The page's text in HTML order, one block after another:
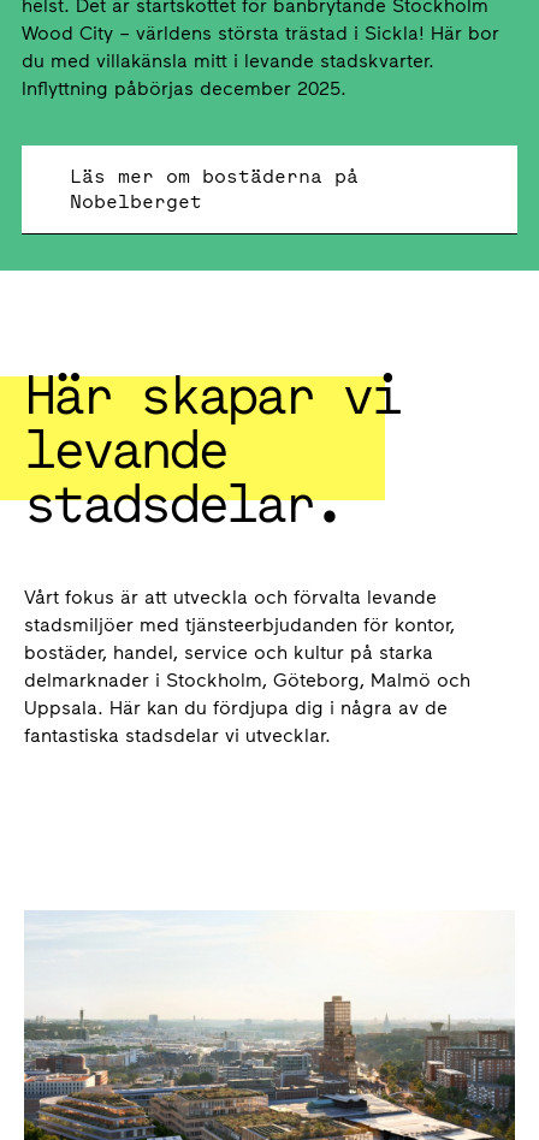
helst. Det är startskottet för banbrytande Stockholm
Wood City – världens största trästad i Sickla! Här bor
du med villakänsla mitt i levande stadskvarter.
Inflyttning påbörjas december 2025.
Läs mer om bostäderna på
Nobelberget
Här skapar vi
levande
stadsdelar.
Vårt fokus är att utveckla och förvalta levande
stadsmiljöer med tjänsteerbjudanden för kontor,
bostäder, handel, service och kultur på starka
delmarknader i Stockholm, Göteborg, Malmö och
Uppsala. Här kan du fördjupa dig i några av de
fantastiska stadsdelar vi utvecklar.